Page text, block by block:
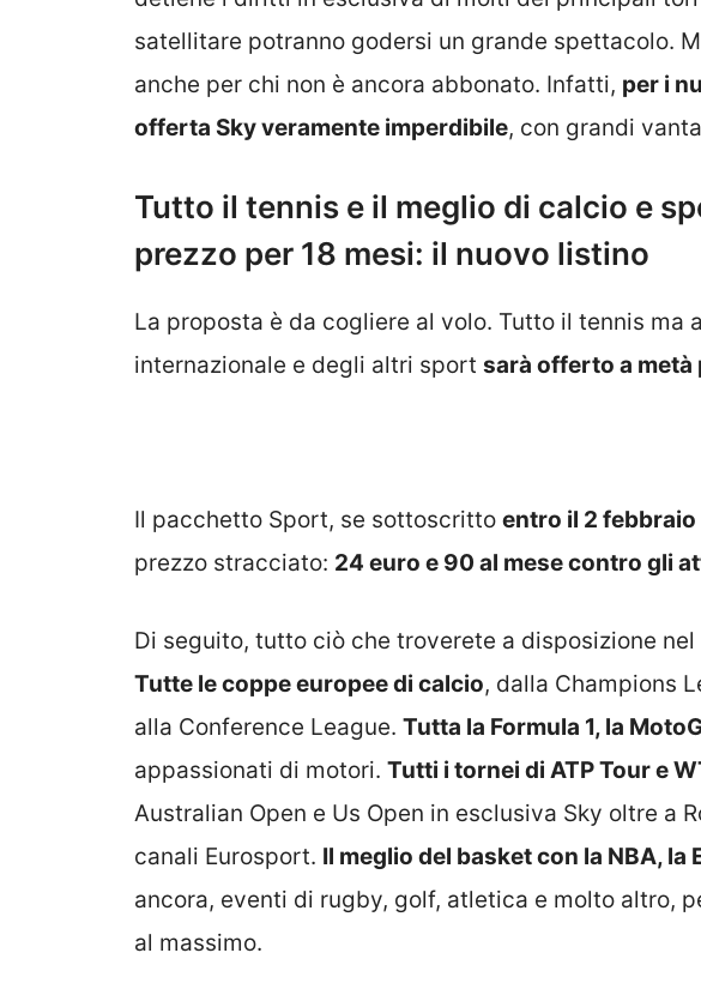
satellitare potranno godersi un grande spettacolo.
anche per chi non è ancora abbonato. Infatti, per i
offerta Sky veramente imperdibile, con grandi
Tutto il tennis e il meglio di calcio e
prezzo per 18 mesi: il nuovo listino
La proposta è da cogliere al volo. Tutto il tennis ma
internazionale e degli altri sport sarà offerto a metà
Il pacchetto Sport, se sottoscritto entro il 2
prezzo stracciato: 24 euro e 90 al mese contro gli
Di seguito, tutto ciò che troverete a disposizione
Tutte le coppe europee di calcio, dalla Champions
alla Conference League. Tutta la Formula 1, la
appassionati di motori. Tutti i tornei di ATP Tour e
Australian Open e Us Open in esclusiva Sky oltre a
canali Eurosport. Il meglio del basket con la NBA, la
ancora, eventi di rugby, golf, atletica e molto altro,
al massimo.